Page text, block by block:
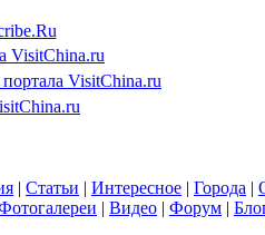
VisitChina.ru
VisitChina.ru
| Статьи | Интересное | Города |
| Видео | Форум |